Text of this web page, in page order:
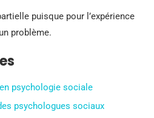
puisque pour l’expérience
problème.
psychologie sociale
psychologues sociaux